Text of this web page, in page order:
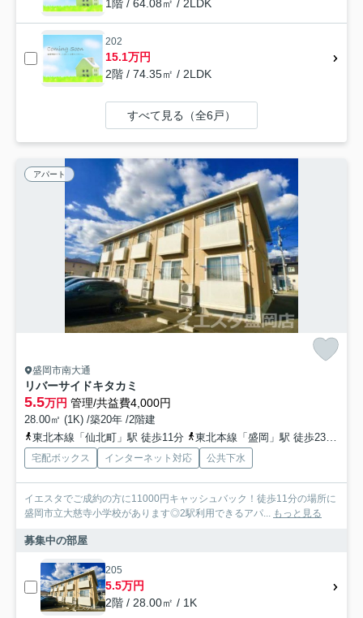
1階 / 64.08㎡ / 2LDK
202
15.1万円
2階 / 74.35㎡ / 2LDK
すべて見る（全6戸）
アパート
盛岡市南大通
リバーサイドキタカミ
5.5万円 管理/共益費4,000円
28.00㎡ (1K) /築20年 /2階建
東北本線「仙北町」駅 徒歩11分
東北本線「盛岡」駅 徒歩23分
宅配ボックス インターネット対応 公共下水
イエスタでご成約の方に11000円キャッシュバック！徒歩11分の場所に
盛岡市立大慈寺小学校があります◎2駅利用できるアパ... もっと見る
募集中の部屋
205
5.5万円
2階 / 28.00㎡ / 1K